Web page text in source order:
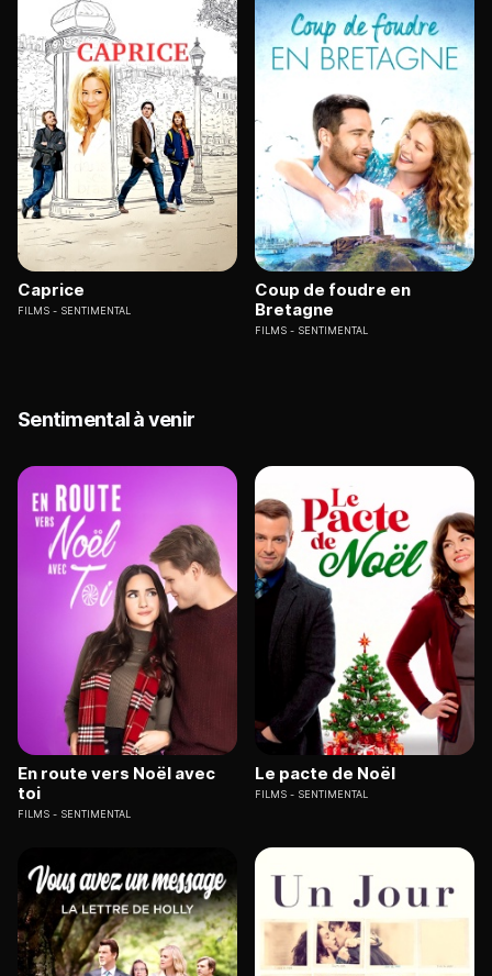
Caprice
FILMS SENTIMENTAL
Coup de foudre en
Bretagne
FILMS SENTIMENTAL
Sentimental à venir
En route vers Noël avec
toi
FILMS SENTIMENTAL
Le pacte de Noël
FILMS SENTIMENTAL